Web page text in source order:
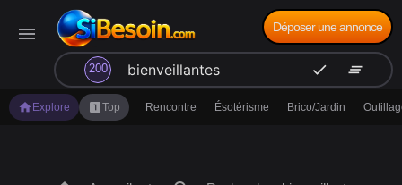
menu
200
search check clear_all
Déposer une annonce
home Explore looks_oneTop Rencontre Ésotérisme Brico/Jardin